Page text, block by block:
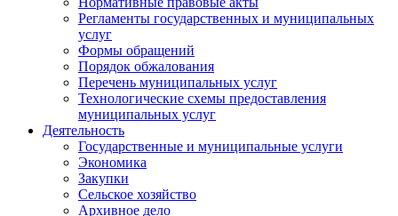
Регламенты государственных и муниципальных
услуг
Формы обращений
Порядок обжалования
Перечень муниципальных услуг
Технологические схемы предоставления
муниципальных услуг
Деятельность
Государственные и муниципальные услуги
Экономика
Закупки
Сельское хозяйство
Архивное дело